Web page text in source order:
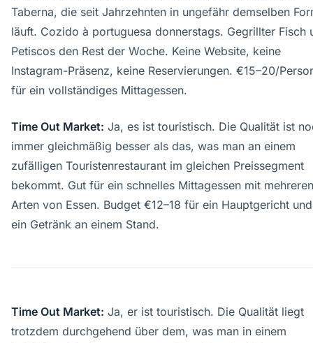
Taberna, die seit Jahrzehnten in ungefähr demselben
läuft. Cozido à portuguesa donnerstags. Gegrillter Fisch
Petiscos den Rest der Woche. Keine Website, keine
Instagram-Präsenz, keine Reservierungen. €15–20/
für ein vollständiges Mittagessen.
Time Out Market: Ja, es ist touristisch. Die Qualität ist
immer gleichmäßig besser als das, was man an einem
zufälligen Touristenrestaurant im gleichen Preissegment
bekommt. Gut für ein schnelles Mittagessen mit mehreren
Arten von Essen. Budget €12–18 für ein Hauptgericht und
ein Getränk an einem Stand.
Time Out Market: Ja, er ist touristisch. Die Qualität liegt
trotzdem durchgehend über dem, was man in einem